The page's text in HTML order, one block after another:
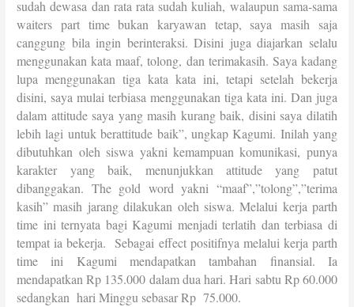
sudah dewasa dan rata rata sudah kuliah, walaupun sama-sama
waiters part time bukan karyawan tetap, saya masih saja
canggung bila ingin berinteraksi. Disini juga diajarkan selalu
menggunakan kata maaf, tolong, dan terimakasih. Saya kadang
lupa menggunakan tiga kata kata ini, tetapi setelah bekerja
disini, saya mulai terbiasa menggunakan tiga kata ini. Dan juga
dalam attitude saya yang masih kurang baik, disini saya dilatih
lebih lagi untuk berattitude baik”, ungkap Kagumi. Inilah yang
dibutuhkan oleh siswa yakni kemampuan komunikasi, punya
karakter yang baik, menunjukkan attitude yang patut
dibanggakan. The gold word yakni “maaf”,”tolong”,”terima
kasih” masih jarang dilakukan oleh siswa. Melalui kerja parth
time ini ternyata bagi Kagumi menjadi terlatih dan terbiasa di
tempat ia bekerja. Sebagai effect positifnya melalui kerja parth
time ini Kagumi mendapatkan tambahan finansial. Ia
mendapatkan Rp 135.000 dalam dua hari. Hari sabtu Rp 60.000
sedangkan hari Minggu sebasar Rp 75.000.